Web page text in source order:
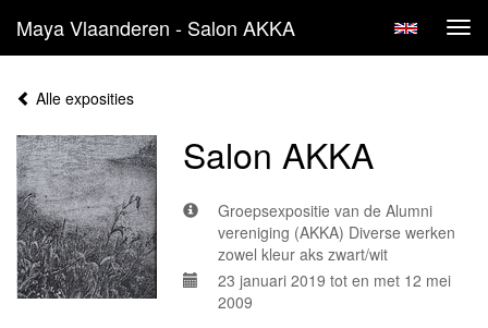
Maya Vlaanderen - Salon AKKA
Alle exposities
Salon AKKA
Groepsexpositie van de Alumni
vereniging (AKKA) Diverse werken
zowel kleur aks zwart/wit
23 januari 2019 tot en met 12 mei
2009